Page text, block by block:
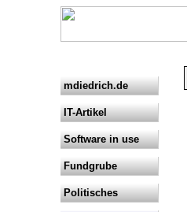
mdiedrich.de
IT-Artikel
Software in use
Fundgrube
Politisches